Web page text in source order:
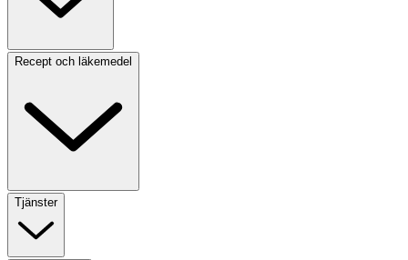
Recept och läkemedel
Tjänster